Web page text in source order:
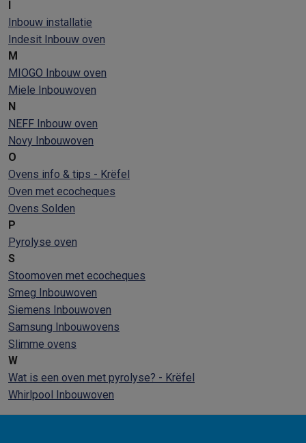
I
Inbouw installatie
Indesit Inbouw oven
M
MIOGO Inbouw oven
Miele Inbouwoven
N
NEFF Inbouw oven
Novy Inbouwoven
O
Ovens info & tips - Krëfel
Oven met ecocheques
Ovens Solden
P
Pyrolyse oven
S
Stoomoven met ecocheques
Smeg Inbouwoven
Siemens Inbouwoven
Samsung Inbouwovens
Slimme ovens
W
Wat is een oven met pyrolyse? - Krëfel
Whirlpool Inbouwoven